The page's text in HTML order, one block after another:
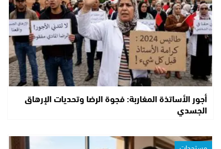
أجور الأساتذة المغاربة: فجوة الرضا وتحديات الإرهاق
الجسدي